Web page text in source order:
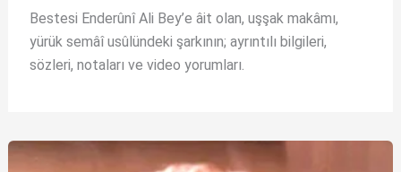
Bestesi Enderûnî Ali Bey’e âit olan, uşşak makâmı,
yürük semâî usûlündeki şarkının; ayrıntılı bilgileri,
sözleri, notaları ve video yorumları.